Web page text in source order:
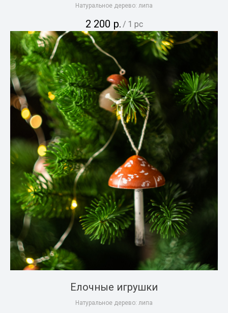
Натуральное дерево: липа
2 200 р. / 1 pc
Елочные игрушки
Натуральное дерево: липа